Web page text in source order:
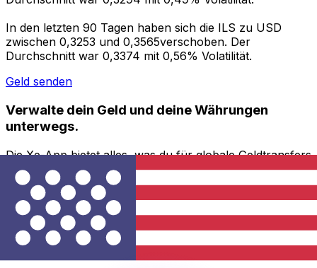
In den letzten 90 Tagen haben sich die ILS zu USD
zwischen 0,3253 und 0,3565verschoben. Der
Durchschnitt war 0,3374 mit 0,56% Volatilität.
Geld senden
Verwalte dein Geld und deine Währungen
unterwegs.
Die Xe-App bietet alles, was du für globale Geldtransfers
und Währungsmanagement benötigst. Währungen
umrechnen, Kursbenachrichtigungen einrichten und
Geld ins Ausland überweisen, ohne versteckte
Gebühren. Heute herunterladen!